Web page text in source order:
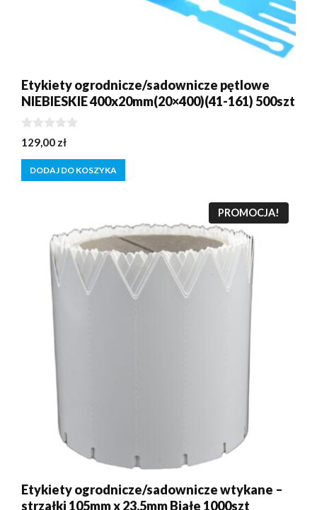
Etykiety ogrodnicze/sadownicze pętlowe
NIEBIESKIE 400x20mm(20×400)(41-161) 500szt
0
z
5
129,00 zł
DODAJ DO KOSZYKA
PROMOCJA!
Etykiety ogrodnicze/sadownicze wtykane –
strzałki 105mm x 23,5mm Białe 1000szt